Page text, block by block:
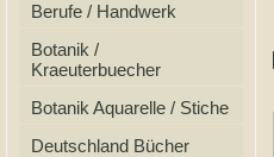
Berufe / Handwerk
Botanik /
Kraeuterbuecher
Botanik Aquarelle / Stiche
Deutschland Bücher